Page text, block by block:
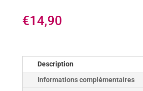
€14,90
Description
Informations complémentaires